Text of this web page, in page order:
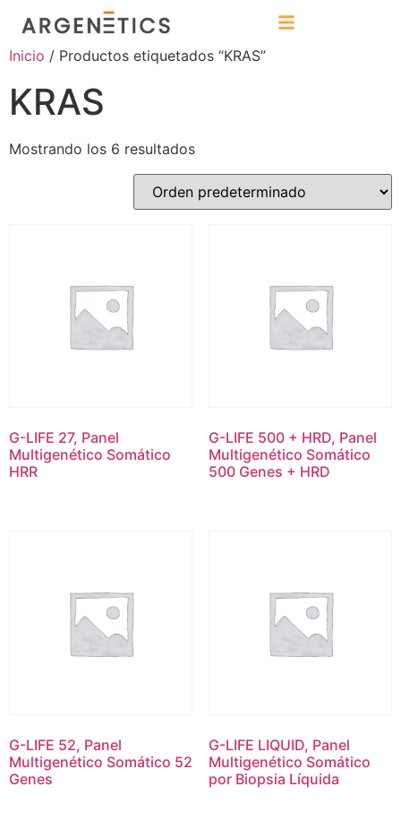
Inicio / Productos etiquetados “KRAS”
KRAS
Mostrando los 6 resultados
G-LIFE 27, Panel
Multigenético Somático
HRR
G-LIFE 500 + HRD, Panel
Multigenético Somático
500 Genes + HRD
G-LIFE 52, Panel
Multigenético Somático 52
Genes
G-LIFE LIQUID, Panel
Multigenético Somático
por Biopsia Líquida